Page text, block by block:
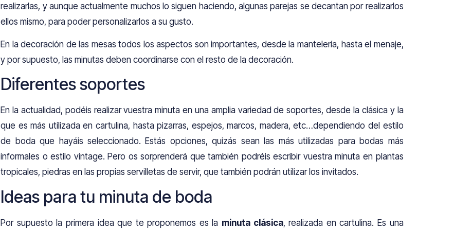
realizarlas, y aunque actualmente muchos lo siguen haciendo, algunas parejas se decantan por realizarlos
ellos mismo, para poder personalizarlos a su gusto.
En la decoración de las mesas todos los aspectos son importantes, desde la mantelería, hasta el menaje,
y por supuesto, las minutas deben coordinarse con el resto de la decoración.
Diferentes soportes
En la actualidad, podéis realizar vuestra minuta en una amplia variedad de soportes, desde la clásica y la
que es más utilizada en cartulina, hasta pizarras, espejos, marcos, madera, etc…dependiendo del estilo
de boda que hayáis seleccionado. Estás opciones, quizás sean las más utilizadas para bodas más
informales o estilo vintage. Pero os sorprenderá que también podréis escribir vuestra minuta en plantas
tropicales, piedras en las propias servilletas de servir, que también podrán utilizar los invitados.
Ideas para tu minuta de boda
Por supuesto la primera idea que te proponemos es la minuta clásica, realizada en cartulina. Es una